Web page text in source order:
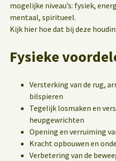
mogelijke niveau’s: fysiek,
mentaal, spiritueel.
Kijk hier hoe dat bij deze
Fysieke
Versterking van de rug,
bilspieren
Tegelijk losmaken en
heupgewrichten
Opening en verruiming
Kracht opbouwen en
Verbetering van de